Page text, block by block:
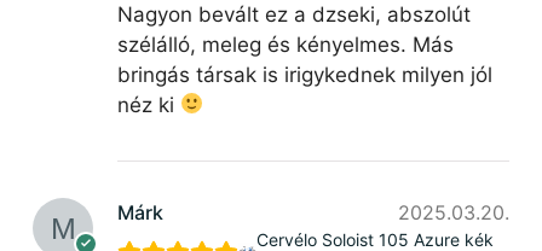
Nagyon bevált ez a dzseki, abszolút
szélálló, meleg és kényelmes. Más
bringás társak is irigykednek milyen jól
néz ki
Márk 2025.03.20.
Cervélo Soloist 105 Azure kék